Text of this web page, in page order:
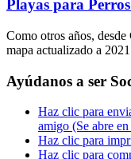
Playas para
Como otros años, desde
mapa actualizado a
Ayúdanos a ser
Haz clic para
amigo (Se abre
Haz clic para
Haz clic para